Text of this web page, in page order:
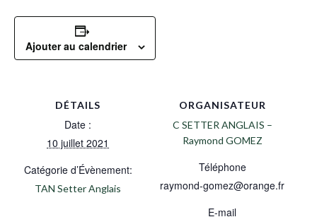
Ajouter au calendrier
DÉTAILS
Date :
10 juillet 2021
Catégorie d’Évènement:
TAN Setter Anglais
ORGANISATEUR
C SETTER ANGLAIS –
Raymond GOMEZ
Téléphone
raymond-gomez@orange.fr
E-mail